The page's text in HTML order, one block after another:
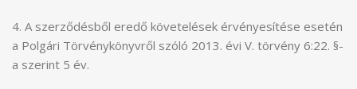
4. A szerződésből eredő követelések érvényesítése esetén
a Polgári Törvénykönyvről szóló 2013. évi V. törvény 6:22. §-
a szerint 5 év.